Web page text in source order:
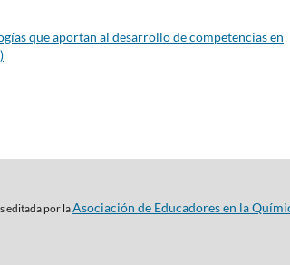
que aportan al desarrollo de competencias en
editada por laAsociación de Educadores en la